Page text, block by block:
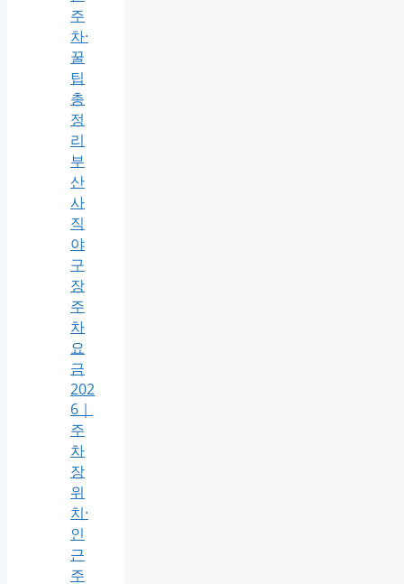
주
차·
꿀
팁
총
정
리
부
산
사
직
야
구
장
주
차
요
금
202
6｜
주
차
장
위
치·
인
근
주